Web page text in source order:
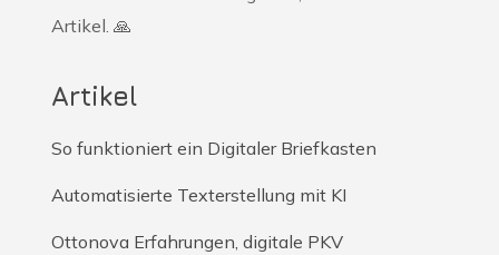
Artikel. 🙏
Artikel
So funktioniert ein Digitaler Briefkasten
Automatisierte Texterstellung mit KI
Ottonova Erfahrungen, digitale PKV